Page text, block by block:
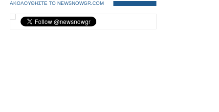
ΑΚΟΛΟΥΘΗΣΤΕ ΤΟ NEWSNOWGR.COM